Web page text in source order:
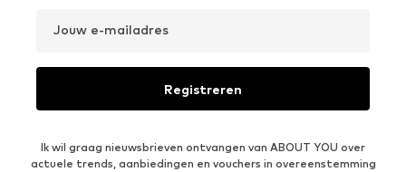
Jouw e-mailadres
Registreren
Ik wil graag nieuwsbrieven ontvangen van ABOUT YOU over
actuele trends, aanbiedingen en vouchers in overeenstemming